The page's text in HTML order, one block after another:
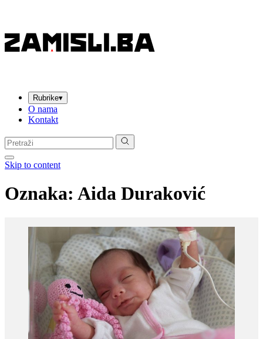
Rubrike▾
O nama
Kontakt
Pretraga:
Skip to content
Oznaka: Aida Duraković